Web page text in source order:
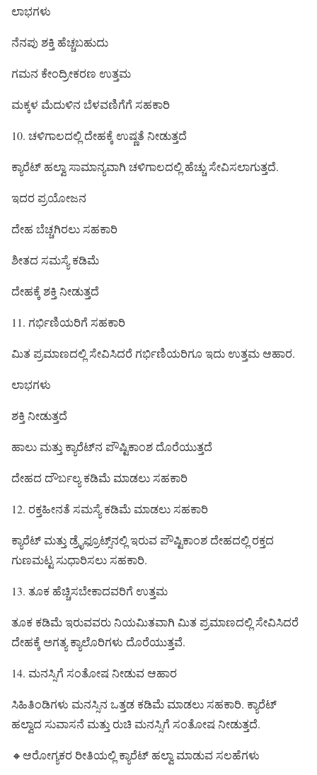
ಲಾಭಗಳು
ನೆನಪು ಶಕ್ತಿ ಹೆಚ್ಚಬಹುದು
ಗಮನ ಕೇಂದ್ರೀಕರಣ ಉತ್ತಮ
ಮಕ್ಕಳ ಮೆದುಳಿನ ಬೆಳವಣಿಗೆಗೆ ಸಹಕಾರಿ
10. ಚಳಿಗಾಲದಲ್ಲಿ ದೇಹಕ್ಕೆ ಉಷ್ಣತೆ ನೀಡುತ್ತದೆ
ಕ್ಯಾರೆಟ್ ಹಲ್ವಾ ಸಾಮಾನ್ಯವಾಗಿ ಚಳಿಗಾಲದಲ್ಲಿ ಹೆಚ್ಚು ಸೇವಿಸಲಾಗುತ್ತದೆ.
ಇದರ ಪ್ರಯೋಜನ
ದೇಹ ಬೆಚ್ಚಗಿರಲು ಸಹಕಾರಿ
ಶೀತದ ಸಮಸ್ಯೆ ಕಡಿಮೆ
ದೇಹಕ್ಕೆ ಶಕ್ತಿ ನೀಡುತ್ತದೆ
11. ಗರ್ಭಿಣಿಯರಿಗೆ ಸಹಕಾರಿ
ಮಿತ ಪ್ರಮಾಣದಲ್ಲಿ ಸೇವಿಸಿದರೆ ಗರ್ಭಿಣಿಯರಿಗೂ ಇದು ಉತ್ತಮ ಆಹಾರ.
ಲಾಭಗಳು
ಶಕ್ತಿ ನೀಡುತ್ತದೆ
ಹಾಲು ಮತ್ತು ಕ್ಯಾರೆಟ್‌ನ ಪೌಷ್ಟಿಕಾಂಶ ದೊರೆಯುತ್ತದೆ
ದೇಹದ ದೌರ್ಬಲ್ಯ ಕಡಿಮೆ ಮಾಡಲು ಸಹಕಾರಿ
12. ರಕ್ತಹೀನತೆ ಸಮಸ್ಯೆ ಕಡಿಮೆ ಮಾಡಲು ಸಹಕಾರಿ
ಕ್ಯಾರೆಟ್ ಮತ್ತು ಡ್ರೈಫ್ರೂಟ್ಸ್‌ನಲ್ಲಿ ಇರುವ ಪೌಷ್ಟಿಕಾಂಶ ದೇಹದಲ್ಲಿ ರಕ್ತದ
ಗುಣಮಟ್ಟ ಸುಧಾರಿಸಲು ಸಹಕಾರಿ.
13. ತೂಕ ಹೆಚ್ಚಿಸಬೇಕಾದವರಿಗೆ ಉತ್ತಮ
ತೂಕ ಕಡಿಮೆ ಇರುವವರು ನಿಯಮಿತವಾಗಿ ಮಿತ ಪ್ರಮಾಣದಲ್ಲಿ ಸೇವಿಸಿದರೆ
ದೇಹಕ್ಕೆ ಅಗತ್ಯ ಕ್ಯಾಲೊರಿಗಳು ದೊರೆಯುತ್ತವೆ.
14. ಮನಸ್ಸಿಗೆ ಸಂತೋಷ ನೀಡುವ ಆಹಾರ
ಸಿಹಿತಿಂಡಿಗಳು ಮನಸ್ಸಿನ ಒತ್ತಡ ಕಡಿಮೆ ಮಾಡಲು ಸಹಕಾರಿ. ಕ್ಯಾರೆಟ್
ಹಲ್ವಾದ ಸುವಾಸನೆ ಮತ್ತು ರುಚಿ ಮನಸ್ಸಿಗೆ ಸಂತೋಷ ನೀಡುತ್ತದೆ.
🔸ಆರೋಗ್ಯಕರ ರೀತಿಯಲ್ಲಿ ಕ್ಯಾರೆಟ್ ಹಲ್ವಾ ಮಾಡುವ ಸಲಹೆಗಳು